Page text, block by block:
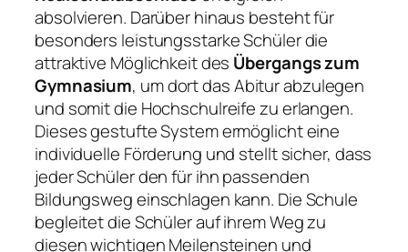
absolvieren. Darüber hinaus besteht für
besonders leistungsstarke Schüler die
attraktive Möglichkeit des Übergangs zum
Gymnasium, um dort das Abitur abzulegen
und somit die Hochschulreife zu erlangen.
Dieses gestufte System ermöglicht eine
individuelle Förderung und stellt sicher, dass
jeder Schüler den für ihn passenden
Bildungsweg einschlagen kann. Die Schule
begleitet die Schüler auf ihrem Weg zu
diesen wichtigen Meilensteinen und